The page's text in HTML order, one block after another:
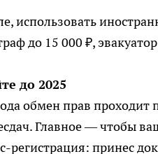
использовать
до 15 000 ₽,
до 2025
обмен прав
Главное — чтобы
регистрация: принес